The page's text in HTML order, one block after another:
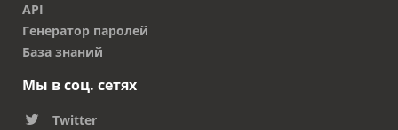
API
Генератор паролей
База знаний
Мы в соц. сетях
Twitter